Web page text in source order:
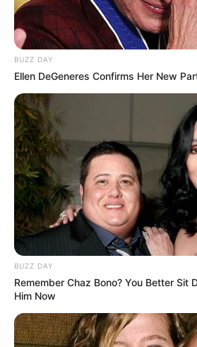
Η Ρωσία κινητοποίησε το
υποβρύχιο «K-329
δοκιμάσει την...
Δευτέρα, 3 Οκτωβρίου 2022, 12:38
Η Ρωσία κινητοποίησε το πυρηνικό...
ΕΠΙΚΟΙΝΩΝΙΑ ΑΝΩΘΕΝ. ΠΩΣ
ΓΙΝΕΤΑΙ. ΟΔΗΓΙΕΣ ΓΙΑ
ΑΡΧΑΡΙΟΥΣ ΑΛΛΑ ΚΑΙ
ΣΥΜΒΟΥΛΕΣ ΓΙΑ
ΠΡΟΧΩΡΗΜΕΝΟΥΣ.
Από το
BUZZ DAY
Ellen DeGeneres Confirms Her New
BUZZ DAY
Remember Chaz Bono? You Better Sit
Him Now